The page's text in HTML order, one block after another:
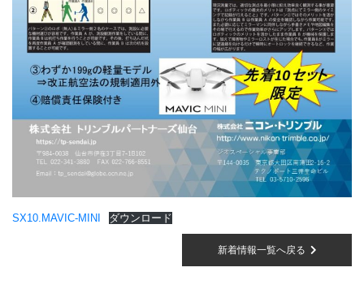
SX10.MAVIC-MINI ダウンロード
新着情報一覧へ戻る